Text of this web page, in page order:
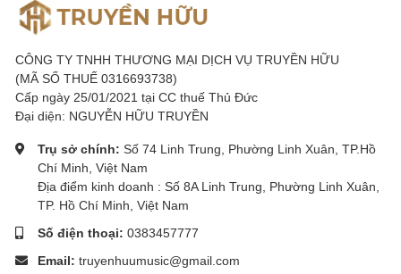
loại rung khác nhau khi chụp ảnh hoặc quay video cầm tay. Điều
khác nhau.
Khả năng kết nối và truyền
Máy ảnh ZV-E1 hỗ trợ kết nối với nền tảng Creators' Cloud của
công cụ cộng tác. Người dùng có thể sử dụng đầu ra USB để
với khả năng xuất video lên đến 1080p60.
Thiết kế và phụ kiện
Sony ZV-E1 có ngàm ống kính E, hỗ trợ tất cả các ống kính ngàm
mở sang một bên và thay đổi góc, thuận tiện cho việc quay vlog
CÔNG TY TNHH THƯƠNG MẠI DỊCH VỤ TRUYỀN HỮU
(MÃ SỐ THUẾ 0316693738)
Cấp ngày 25/01/2021 tại CC thuế Thủ Đức
Đại diện: NGUYỄN HỮU TRUYỀN
Trụ sở chính: Số 74 Linh Trung, Phường Linh Xuân, TP.Hồ
Chí Minh, Việt Nam
Địa điểm kinh doanh : Số 8A Linh Trung, Phường Linh Xuân,
TP. Hồ Chí Minh, Việt Nam
Số điện thoại: 0383457777
Email: truyenhuumusic@gmail.com